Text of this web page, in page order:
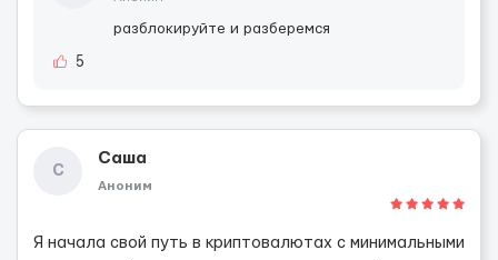
разблокируйте и разберемся
5
С
Саша
Аноним
Я начала свой путь в криптовалютах с минимальными